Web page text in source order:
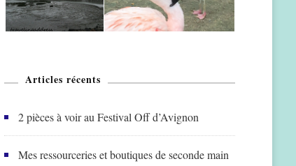
Articles récents
2 pièces à voir au Festival Off d’Avignon
Mes ressourceries et boutiques de seconde main